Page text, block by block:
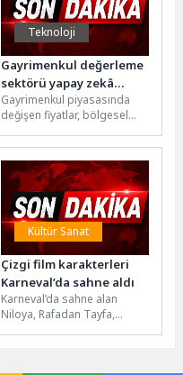
Teknoloji
Gayrimenkul değerleme
sektörü yapay zekâ
teknolojileriyle
dönüşüyor
Gayrimenkul piyasasında
değişen fiyatlar, bölgesel
hacmi, değerleme
süreçlerini daha karmaşık
hale...
Kültür Sanat
Çizgi film karakterleri
Karneval’da sahne aldı
Karneval’da sahne alan
Niloya, Rafadan Tayfa,